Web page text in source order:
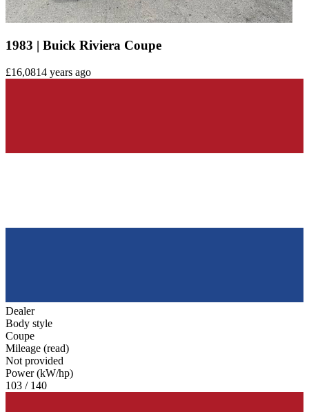
1983 | Buick Riviera Coupe
£16,0814 years ago
Dealer
Body style
Coupe
Mileage (read)
Not provided
Power (kW/hp)
103 / 140